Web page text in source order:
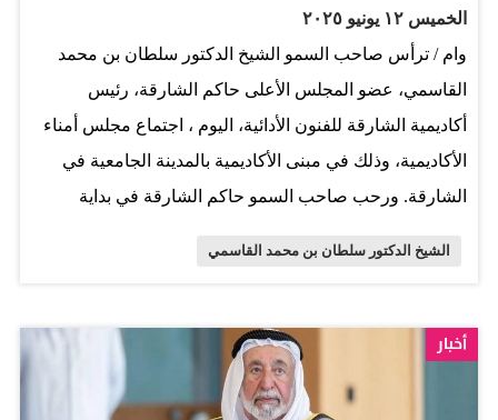
الخميس ١٢ يونيو ٢٠٢٥
وام / ترأس صاحب السمو الشيخ الدكتور سلطان بن محمد
القاسمي، عضو المجلس الأعلى حاكم الشارقة، رئيس
أكاديمية الشارقة للفنون الأدائية، اليوم ، اجتماع مجلس أمناء
الأكاديمية، وذلك في مبنى الأكاديمية بالمدينة الجامعية في
الشارقة. ورحب صاحب السمو حاكم الشارقة في بداية
والدرجات العلمية بها، وذلك لضمان نجاح تجربة الأكاديمية
كونها رائدة في مجالات دراساتها على مستوى الدولة
والمنطقة. وبحث المجلس عدداً من الموضوعات والخطط
الشيخ الدكتور سلطان بن محمد القاسمي
أخبار